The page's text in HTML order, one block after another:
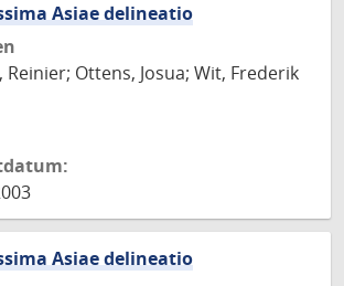
Asiae delineatio
Reinier; Ottens, Josua; Wit, Frederik
Asiae delineatio